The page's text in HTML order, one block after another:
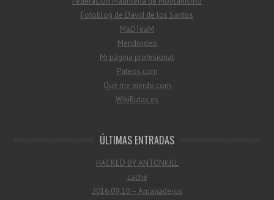
Fotoblog de David de los Santos
MaDTeaM
Mendivideo
Mi página profesional
Pateos.com
Qué me pierdo.com
WikiRutas.es
ÚLTIMAS ENTRADAS
HACKED BY ANTONKILL
cache
2016.09.10 – Amanaderos